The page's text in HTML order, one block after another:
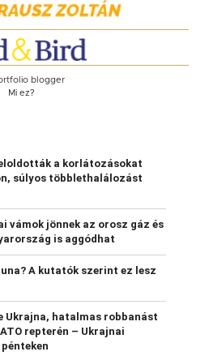
Mi ez?
a korlátozásokat
súlyos többlethalálozást
vámok jönnek az orosz gáz és
is aggódhat
A kutatók szerint ez lesz
Ukrajna, hatalmas robbanást
repterén – Ukrajnai